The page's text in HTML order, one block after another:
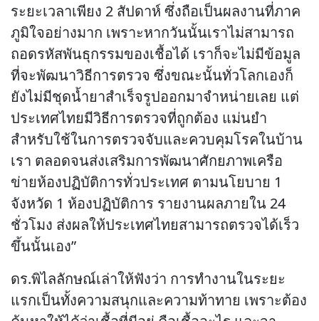
ระยะเวลาเพียง 2 สัปดาห์ ซึ่งถือเป็นผลงานที่ภาค
ภูมิใจอย่างมาก เพราะหากวันนั้นเราไม่สามารถ
ถอดรหัสพันธุกรรมของเชื้อได้ เราก็จะไม่มีข้อมูล
ที่จะพัฒนาวิธีการตรวจ ซึ่งขณะนั้นทั่วโลกเองก็
ยังไม่มีชุดน้ำยาสำเร็จรูปออกมาจำหน่ายเลย แต่
ประเทศไทยมีวิธีการตรวจที่ถูกต้อง แม่นยำ
สำหรับใช้ในการตรวจจับและควบคุมโรคในบ้าน
เรา ตลอดจนส่งเสริมการพัฒนาศักยภาพเครือ
ข่ายห้องปฏิบัติการทั่วประเทศ ตามนโยบาย 1
จังหวัด 1 ห้องปฏิบัติการ รายงานผลภายใน 24
ชั่วโมง ส่งผลให้ประเทศไทยสามารถตรวจได้เร็ว
ขึ้นนั้นเอง”
ดร.พิไลลักษณ์เล่าให้ฟังว่า การทำงานในระยะ
แรกเป็นทั้งความสนุกและความท้าทาย เพราะต้อง